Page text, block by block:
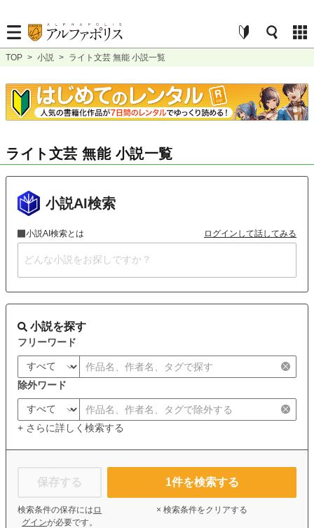
TOP > 小説 > ライト文芸 無能 小説一覧
ライト文芸 無能 小説一覧
小説AI検索
小説AI検索とは ログインして話してみる
小説を探す
フリーワード
除外ワード
+ さらに詳しく検索する
保存する
検索条件の保存には ロ
グインが必要です。
1件を検索する
× 検索条件をクリアする